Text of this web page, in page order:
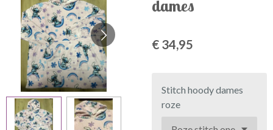
dames
€ 34,95
Stitch hoody dames
roze